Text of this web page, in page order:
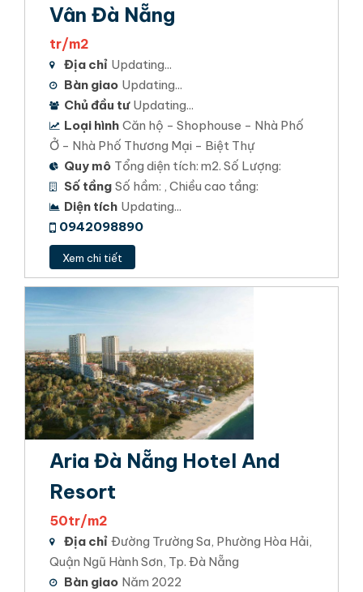
Vân Đà Nẵng
tr/m2
Địa chỉ Updating...
Bàn giao Updating...
Chủ đầu tư Updating...
Loại hình Căn hộ - Shophouse - Nhà Phố
Ở - Nhà Phố Thương Mại - Biệt Thự
Quy mô Tổng diện tích: m2. Số Lượng:
Số tầng Số hầm: , Chiều cao tầng:
Diện tích Updating...
0942098890
Xem chi tiết
Aria Đà Nẵng Hotel And
Resort
50tr/m2
Địa chỉ Đường Trường Sa, Phường Hòa Hải,
Quận Ngũ Hành Sơn, Tp. Đà Nẵng
Bàn giao Năm 2022